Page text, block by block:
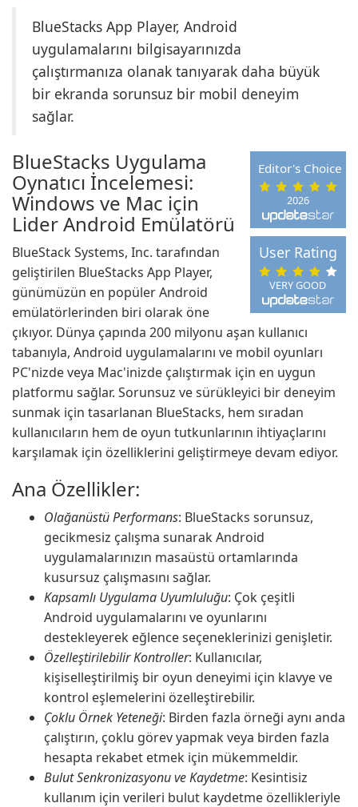
BlueStacks App Player, Android
uygulamalarını bilgisayarınızda
çalıştırmanıza olanak tanıyarak daha büyük
bir ekranda sorunsuz bir mobil deneyim
sağlar.
2026
Editor's Choice
VERY GOOD
User Rating
BlueStacks Uygulama
Oynatıcı İncelemesi:
Windows ve Mac için
Lider Android Emülatörü
BlueStack Systems, Inc. tarafından
geliştirilen BlueStacks App Player,
günümüzün en popüler Android
emülatörlerinden biri olarak öne
çıkıyor. Dünya çapında 200 milyonu aşan kullanıcı
tabanıyla, Android uygulamalarını ve mobil oyunları
PC'nizde veya Mac'inizde çalıştırmak için en uygun
platformu sağlar. Sorunsuz ve sürükleyici bir deneyim
sunmak için tasarlanan BlueStacks, hem sıradan
kullanıcıların hem de oyun tutkunlarının ihtiyaçlarını
karşılamak için özelliklerini geliştirmeye devam ediyor.
Ana Özellikler:
Olağanüstü Performans: BlueStacks sorunsuz,
gecikmesiz çalışma sunarak Android
uygulamalarınızın masaüstü ortamlarında
kusursuz çalışmasını sağlar.
Kapsamlı Uygulama Uyumluluğu: Çok çeşitli
Android uygulamalarını ve oyunlarını
destekleyerek eğlence seçeneklerinizi genişletir.
Özelleştirilebilir Kontroller: Kullanıcılar,
kişiselleştirilmiş bir oyun deneyimi için klavye ve
kontrol eşlemelerini özelleştirebilir.
Çoklu Örnek Yeteneği: Birden fazla örneği aynı anda
çalıştırın, çoklu görev yapmak veya birden fazla
hesapta rekabet etmek için mükemmeldir.
Bulut Senkronizasyonu ve Kaydetme: Kesintisiz
kullanım için verileri bulut kaydetme özellikleriyle